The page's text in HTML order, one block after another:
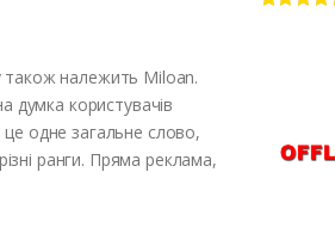
також належить Miloan.
думка користувачів
одне загальне слово,
ранги. Пряма реклама,